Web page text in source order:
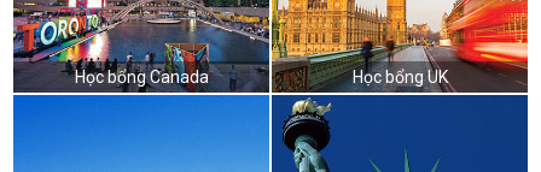
Học bổng Canada Học bổng UK